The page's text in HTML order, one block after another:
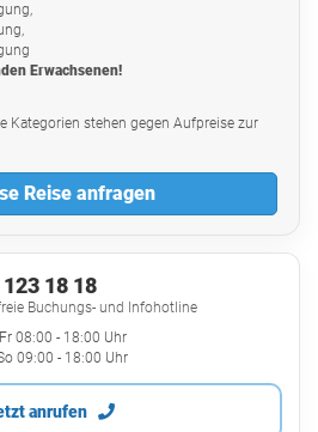
Erwachsenen!
Kategorien stehen gegen Aufpreise zur
Reise anfragen
18 18
Buchungs- und Infohotline
08:00 - 18:00 Uhr
09:00 - 18:00 Uhr
anrufen